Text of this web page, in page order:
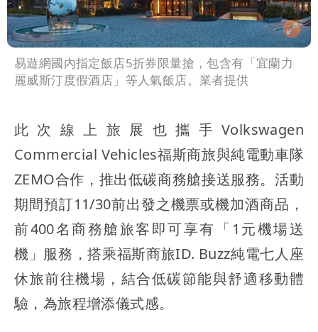
易遊網國內指定飯店5折券限量搶，包含有「宜蘭力
麗威斯汀度假酒店」等人氣飯店。業者提供
此次線上旅展也攜手Volkswagen
Commercial Vehicles福斯商旅與純電動車隊
ZEMO合作，推出低碳商務艙接送服務。活動
期間預訂11/30前出發之機票或機加酒商品，
前400名商務艙旅客即可享有「1元機場送
機」服務，搭乘福斯商旅ID. Buzz純電七人座
休旅前往機場，結合低碳節能與舒適移動體
驗，為旅程增添儀式感。